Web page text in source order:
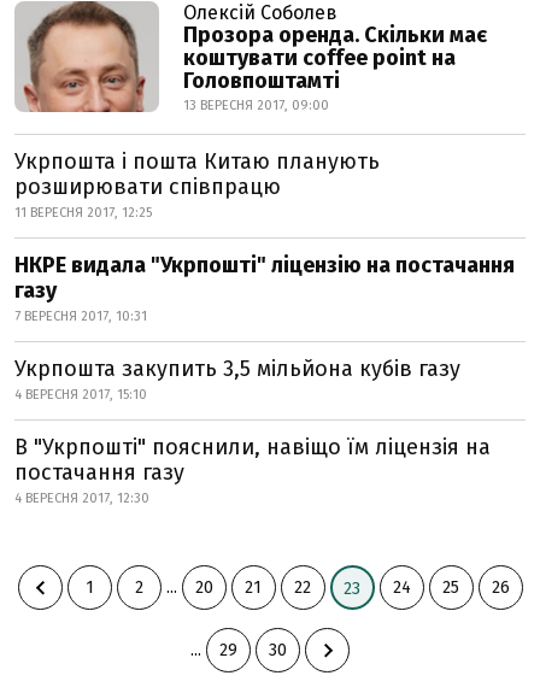
Олексій Соболев
Прозора оренда. Скільки має
коштувати coffee point на
Головпоштамті
13 ВЕРЕСНЯ 2017, 09:00
Укрпошта і пошта Китаю планують
розширювати співпрацю
11 ВЕРЕСНЯ 2017, 12:25
НКРЕ видала "Укрпошті" ліцензію на постачання
газу
7 ВЕРЕСНЯ 2017, 10:31
Укрпошта закупить 3,5 мільйона кубів газу
4 ВЕРЕСНЯ 2017, 15:10
В "Укрпошті" пояснили, навіщо їм ліцензія на
постачання газу
4 ВЕРЕСНЯ 2017, 12:30
1 2 ... 20 21 22 23 24 25 26
... 29 30